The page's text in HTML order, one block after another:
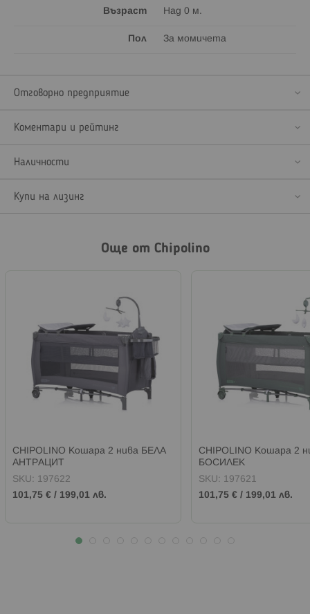
Възраст Над 0 м.
Пол За момичета
Отговорно предприятие
Коментари и рейтинг
Наличности
Купи на лизинг
Още от Chipolino
CHIPOLINO Кошара 2 нива БЕЛА
АНТРАЦИТ
SKU: 197622
101,75 € / 199,01 лв.
CHIPOLINO Кошара 2
БОСИЛЕК
SKU: 197621
101,75 € / 199,01 лв.